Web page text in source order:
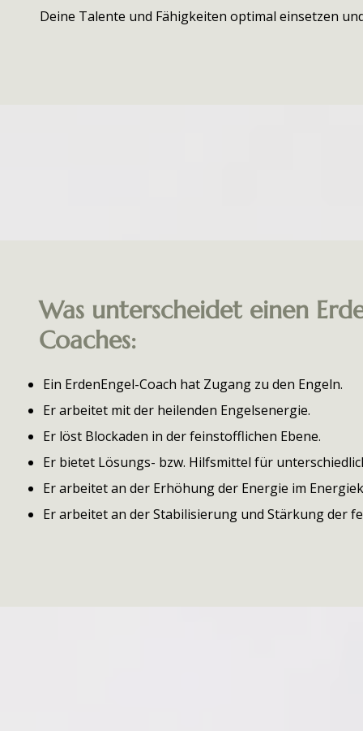
Deine Talente und Fähigkeiten optimal einsetzen
Was unterscheidet einen
Coaches:
Ein ErdenEngel-Coach hat Zugang zu den Engeln.
Er arbeitet mit der heilenden Engelsenergie.
Er löst Blockaden in der feinstofflichen Ebene.
Er bietet Lösungs- bzw. Hilfsmittel für
Er arbeitet an der Erhöhung der Energie im
Er arbeitet an der Stabilisierung und Stärkung der